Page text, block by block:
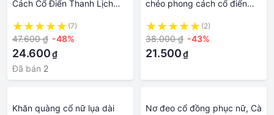
Cách Cổ Điển Thanh Lịch
(7)
47.600 ₫ -48%
24.600₫
Đã bán 2
chéo phong cách cổ điển
(2)
38.000 ₫ -43%
21.500₫
Khăn quàng cổ nữ lụa dài
Nơ đeo cổ đồng phục nữ, Cà